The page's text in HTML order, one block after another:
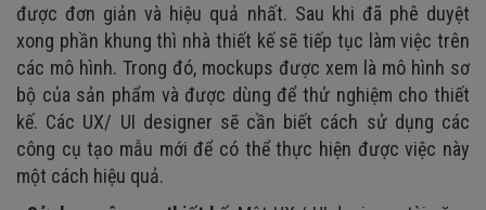
được đơn giản và hiệu quả nhất. Sau khi đã phê duyệt
xong phần khung thì nhà thiết kế sẽ tiếp tục làm việc trên
các mô hình. Trong đó, mockups được xem là mô hình sơ
bộ của sản phẩm và được dùng để thử nghiệm cho thiết
kế. Các UX/ UI designer sẽ cần biết cách sử dụng các
công cụ tạo mẫu mới để có thể thực hiện được việc này
một cách hiệu quả.